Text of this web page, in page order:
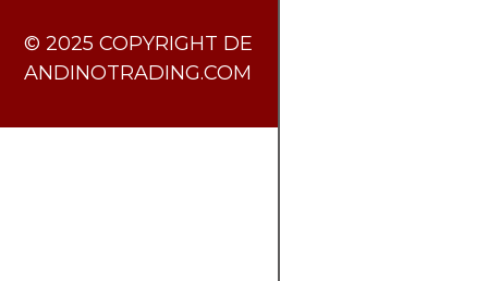
​© 2025 COPYRIGHT DE
ANDINOTRADING.COM